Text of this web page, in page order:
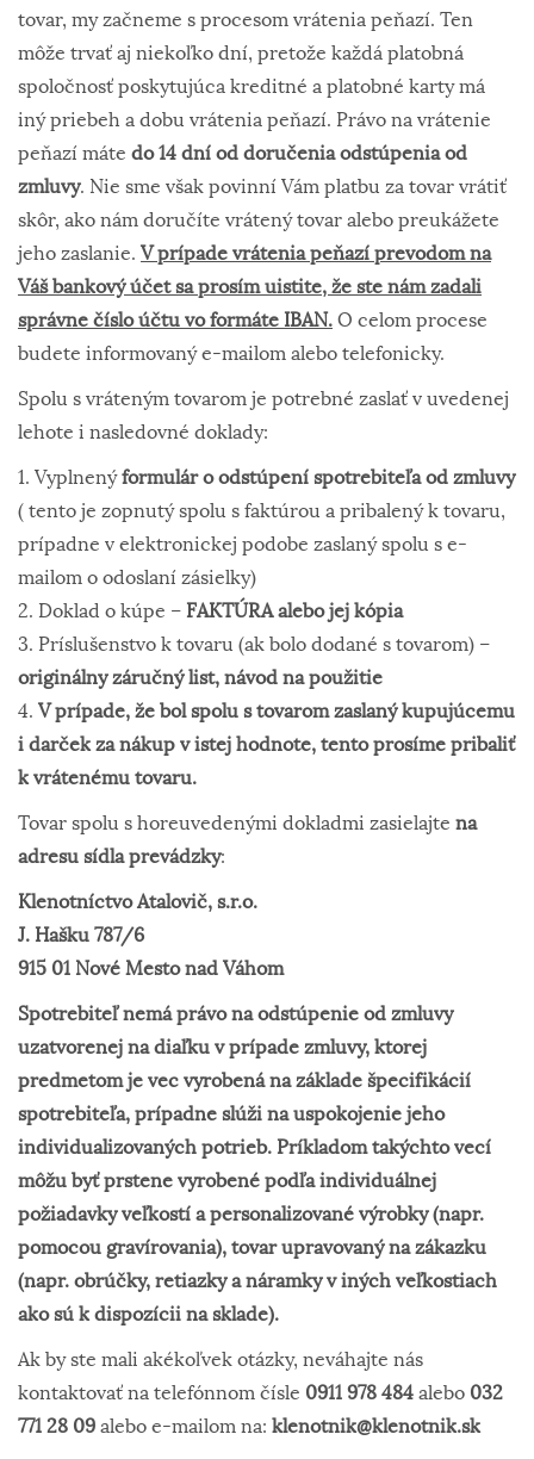
tovar, my začneme s procesom vrátenia peňazí. Ten
môže trvať aj niekoľko dní, pretože každá platobná
spoločnosť poskytujúca kreditné a platobné karty má
iný priebeh a dobu vrátenia peňazí. Právo na vrátenie
peňazí máte do 14 dní od doručenia odstúpenia od
zmluvy. Nie sme však povinní Vám platbu za tovar vrátiť
skôr, ako nám doručíte vrátený tovar alebo preukážete
jeho zaslanie. V prípade vrátenia peňazí prevodom na
Váš bankový účet sa prosím uistite, že ste nám zadali
správne číslo účtu vo formáte IBAN. O celom procese
budete informovaný e-mailom alebo telefonicky.
Spolu s vráteným tovarom je potrebné zaslať v uvedenej
lehote i nasledovné doklady:
1. Vyplnenýformulár o odstúpení spotrebiteľa od zmluvy
( tento je zopnutý spolu s faktúrou a pribalený k tovaru,
prípadne v elektronickej podobe zaslaný spolu s e-
mailom o odoslaní zásielky)
2. Doklad o kúpe – FAKTÚRA alebo jej kópia
3. Príslušenstvo k tovaru (ak bolo dodané s tovarom) –
originálny záručný list, návod na použitie
4. V prípade, že bol spolu s tovarom zaslaný kupujúcemu
i darček za nákup v istej hodnote, tento prosíme pribaliť
k vrátenému tovaru.
Tovar spolu s horeuvedenými dokladmi zasielajte na
adresu sídla prevádzky:
Klenotníctvo Atalovič, s.r.o.
J. Hašku 787/6
915 01 Nové Mesto nad Váhom
Spotrebiteľ nemá právo na odstúpenie od zmluvy
uzatvorenej na diaľku v prípade zmluvy, ktorej
predmetom je vec vyrobená na základe špecifikácií
spotrebiteľa, prípadne slúži na uspokojenie jeho
individualizovaných potrieb. Príkladom takýchto vecí
môžu byť prstene vyrobené podľa individuálnej
požiadavky veľkostí a personalizované výrobky (napr.
pomocou gravírovania), tovar upravovaný na zákazku
(napr. obrúčky, retiazky a náramky v iných veľkostiach
ako sú k dispozícii na sklade).
Ak by ste mali akékoľvek otázky, neváhajte nás
kontaktovať na telefónnom čísle 0911 978 484 alebo 032
771 28 09 alebo e-mailom na: klenotnik@klenotnik.sk